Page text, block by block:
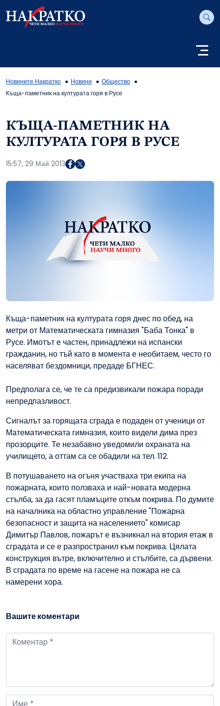
Новините Накратко Новини
Общество
Къща-паметник на културата горя в Русе
КЪЩА-ПАМЕТНИК НА
КУЛТУРАТА ГОРЯ В РУСЕ
15:57, 29 Май 2013
Къща-паметник на културата горя днес по обед, на
метри от Математическата гимназия "Баба Тонка" в
Русе. Имотът е частен, принадлежи на испански
гражданин, но тъй като в момента е необитаем, често го
населяват бездомници, предаде БГНЕС.
Предполага се, че те са предизвикали пожара поради
непредпазливост.
Сигналът за горящата сграда е подаден от ученици от
Математическата гимназия, които видели дима през
прозорците. Те незабавно уведомили охраната на
училището, а оттам са се обадили на тел. 112.
В потушаването на огъня участваха три екипа на
пожарната, които ползваха и най-новата модерна
стълба, за да гасят пламъците откъм покрива. По думите
на началника на областно управление "Пожарна
безопасност и защита на населението" комисар
Димитър Павлов, пожарът е възникнал на втория етаж в
сградата и се е разпространил към покрива. Цялата
конструкция вътре, включително и стълбите, са дървени.
В сградата по време на гасене на пожара не са
намерени хора.
Вашите коментари